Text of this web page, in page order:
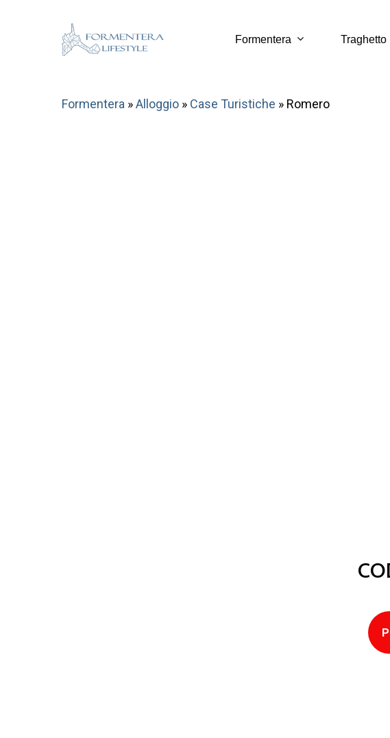
Formentera Traghetto
Formentera »Alloggio » Case Turistiche » Romero